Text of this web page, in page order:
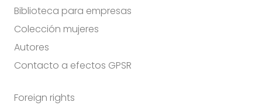
Biblioteca para empresas
Colección mujeres
Autores
Contacto a efectos GPSR
Foreign rights